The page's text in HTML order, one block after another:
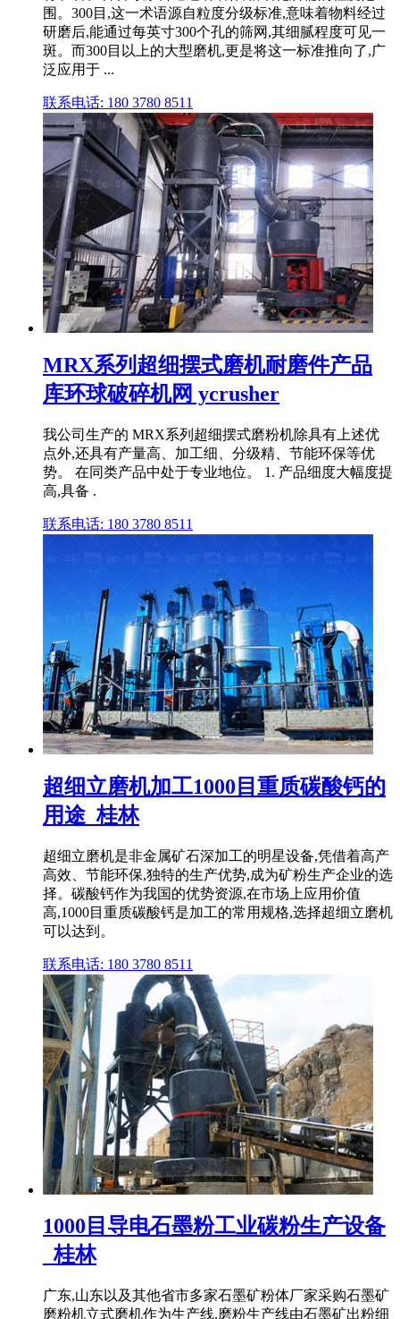
围。300目,这一术语源自粒度分级标准,意味着物料经过
研磨后,能通过每英寸300个孔的筛网,其细腻程度可见一
斑。而300目以上的大型磨机,更是将这一标准推向了,广
泛应用于 ...
联系电话: 180 3780 8511
MRX系列超细摆式磨机耐磨件产品
库环球破碎机网 ycrusher
我公司生产的 MRX系列超细摆式磨粉机除具有上述优
点外,还具有产量高、加工细、分级精、节能环保等优
势。 在同类产品中处于专业地位。 1. 产品细度大幅度提
高,具备 .
联系电话: 180 3780 8511
超细立磨机加工1000目重质碳酸钙的
用途_桂林
超细立磨机是非金属矿石深加工的明星设备,凭借着高产
高效、节能环保,独特的生产优势,成为矿粉生产企业的选
择。碳酸钙作为我国的优势资源,在市场上应用价值
高,1000目重质碳酸钙是加工的常用规格,选择超细立磨机
可以达到。
联系电话: 180 3780 8511
1000目导电石墨粉工业碳粉生产设备
_桂林
广东,山东以及其他省市多家石墨矿粉体厂家采购石墨矿
磨粉机立式磨机作为生产线,磨粉生产线由石墨矿出粉细